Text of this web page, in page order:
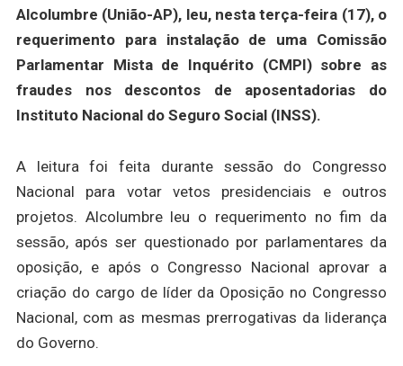
Alcolumbre (União-AP), leu, nesta terça-feira (17), o
requerimento para instalação de uma Comissão
Parlamentar Mista de Inquérito (CMPI) sobre as
fraudes nos descontos de aposentadorias do
Instituto Nacional do Seguro Social (INSS).
A leitura foi feita durante sessão do Congresso
Nacional para votar vetos presidenciais e outros
projetos. Alcolumbre leu o requerimento no fim da
sessão, após ser questionado por parlamentares da
oposição, e após o Congresso Nacional aprovar a
criação do cargo de líder da Oposição no Congresso
Nacional, com as mesmas prerrogativas da liderança
do Governo.